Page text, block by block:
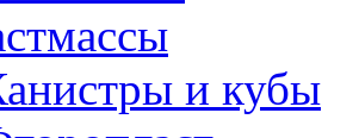
и кубы